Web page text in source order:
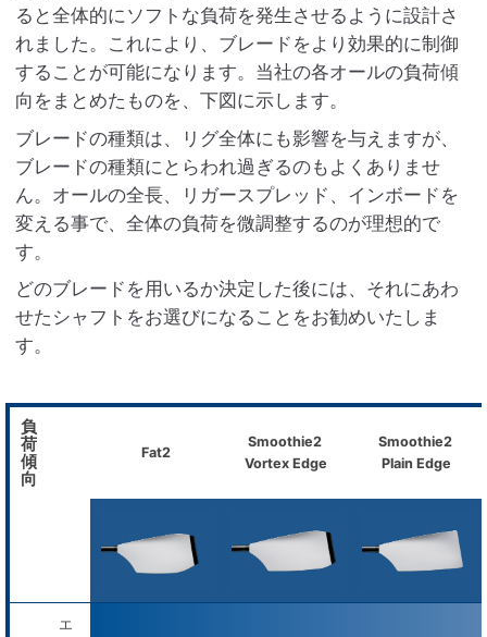
ると全体的にソフトな負荷を発生させるように設計さ
れました。これにより、ブレードをより効果的に制御
することが可能になります。当社の各オールの負荷傾
向をまとめたものを、下図に示します。
ブレードの種類は、リグ全体にも影響を与えますが、
ブレードの種類にとらわれ過ぎるのもよくありませ
ん。オールの全長、リガースプレッド、インボードを
変える事で、全体の負荷を微調整するのが理想的で
す。
どのブレードを用いるか決定した後には、それにあわ
せたシャフトをお選びになることをお勧めいたしま
す。
負
荷
傾
向
Fat2
Smoothie2
Vortex Edge
Smoothie2
Plain Edge
エ